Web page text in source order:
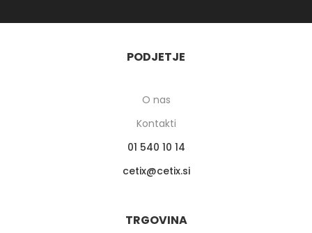
PODJETJE
O nas
Kontakti
01 540 10 14
cetix
cetix.si
TRGOVINA